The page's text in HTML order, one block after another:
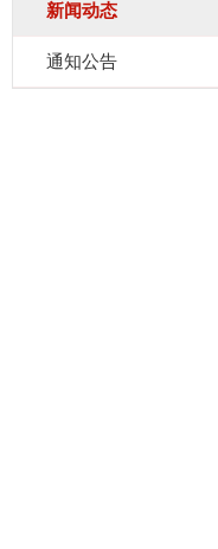
新闻动态
通知公告